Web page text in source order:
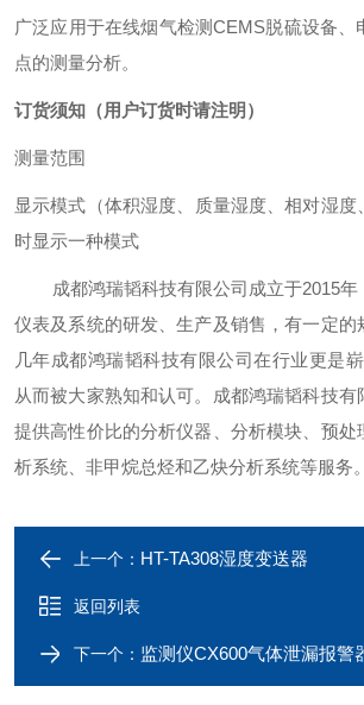
广泛应用于在线烟气检测CEMS脱硫设备、
点的测量分析。
订货须知 （用户订货时请注明）
测量范围
显示模式（体积湿度、质量湿度、相对湿度
时显示一种模式
成都鸿瑞韬科技有限公司成立于2015
仪表及系统的研发、生产及销售，有一定的
几年成都鸿瑞韬科技有限公司在行业更是
从而被大家熟知和认可。成都鸿瑞韬科技有
提供高性价比的分析仪器、分析模块、预处
析系统、非甲烷总烃和乙炔分析系统等服务。
上一个： HT-TA308湿度变送器
返回列表
下一个： 监测仪CX600气体泄漏报警